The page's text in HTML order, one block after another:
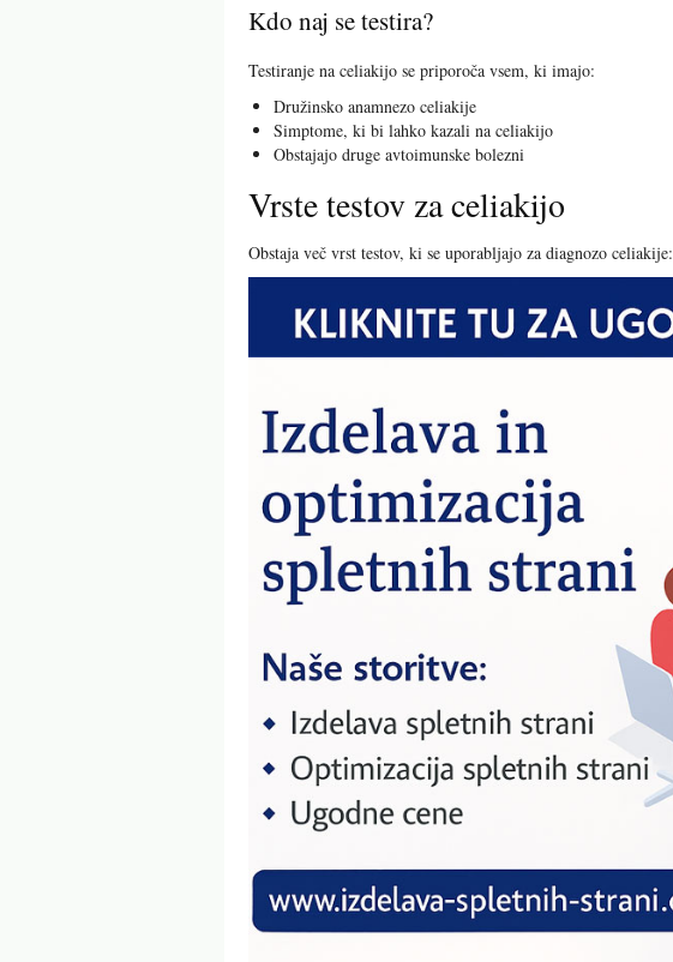
Kdo naj se testira?
Testiranje na celiakijo se priporoča vsem, ki imajo:
Družinsko anamnezo celiakije
Simptome, ki bi lahko kazali na celiakijo
Obstajajo druge avtoimunske bolezni
Vrste testov za celiakijo
Obstaja več vrst testov, ki se uporabljajo za diagnozo celiakije: